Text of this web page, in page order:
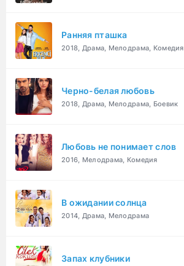
Ранняя пташка
2018, Драма, Мелодрама, Комедия
Черно-белая любовь
2018, Драма, Мелодрама, Боевик
Любовь не понимает слов
2016, Мелодрама, Комедия
В ожидании солнца
2014, Драма, Мелодрама
Запах клубники